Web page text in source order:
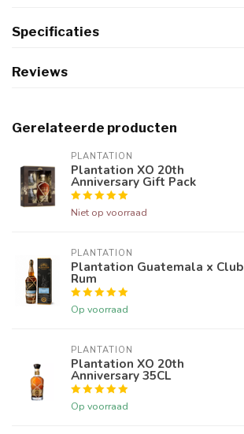
Specificaties
Reviews
Gerelateerde producten
PLANTATION
Plantation XO 20th
Anniversary Gift Pack
Niet op voorraad
PLANTATION
Plantation Guatemala x Club
Rum
Op voorraad
PLANTATION
Plantation XO 20th
Anniversary 35CL
Op voorraad